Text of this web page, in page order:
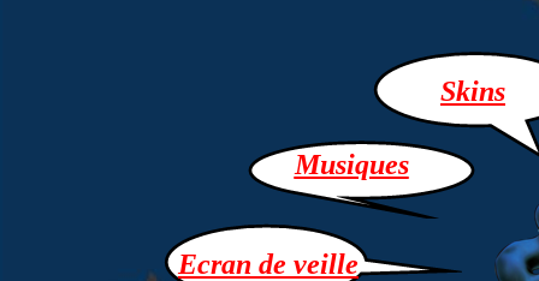
Musiques
Skins
Ecran de veille